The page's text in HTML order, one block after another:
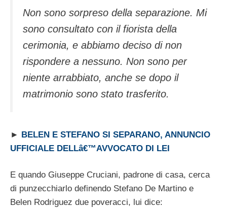
Non sono sorpreso della separazione. Mi
sono consultato con il fiorista della
cerimonia, e abbiamo deciso di non
rispondere a nessuno. Non sono per
niente arrabbiato, anche se dopo il
matrimonio sono stato trasferito.
► BELEN E STEFANO SI SEPARANO, ANNUNCIO
UFFICIALE DELLâ€™AVVOCATO DI LEI
E quando Giuseppe Cruciani, padrone di casa, cerca
di punzecchiarlo definendo Stefano De Martino e
Belen Rodriguez due poveracci, lui dice: